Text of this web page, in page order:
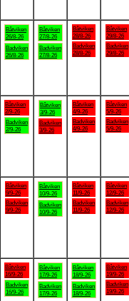
Båtviken
26/8-26
Badviken
26/8-26
Båtviken
27/8-26
Badviken
27/8-26
Båtviken
28/8-26
Badviken
28/8-26
Båtviken
29/8-26
Badviken
29/8-26
Båtviken
2/9-26
Badviken
2/9-26
Båtviken
3/9-26
Badviken
3/9-26
Båtviken
4/9-26
Badviken
4/9-26
Båtviken
5/9-26
Badviken
5/9-26
Båtviken
9/9-26
Badviken
9/9-26
Båtviken
10/9-26
Badviken
10/9-26
Båtviken
11/9-26
Badviken
11/9-26
Båtviken
12/9-26
Badviken
12/9-26
Båtviken
16/9-26
Badviken
16/9-26
Båtviken
17/9-26
Badviken
17/9-26
Båtviken
18/9-26
Badviken
18/9-26
Båtviken
19/9-26
Badviken
19/9-26